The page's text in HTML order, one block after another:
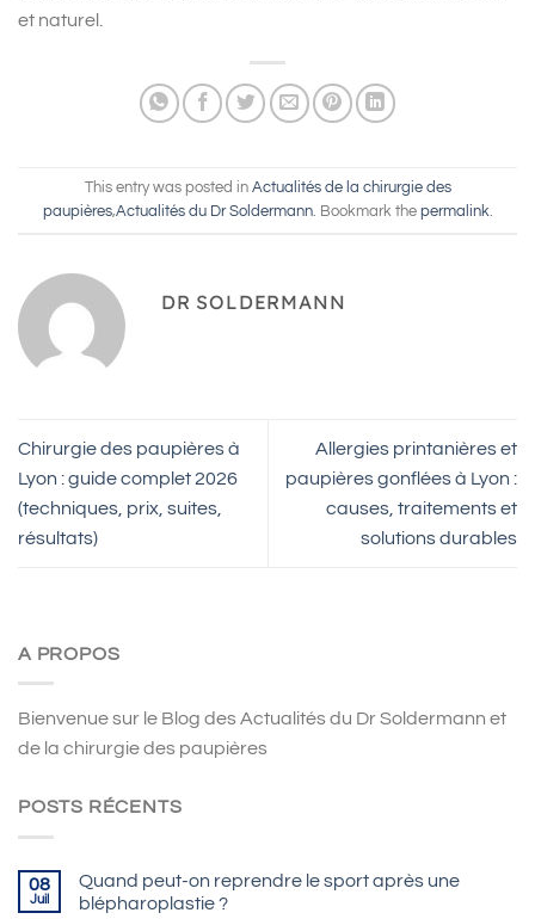
et naturel.
This entry was posted in Actualités de la chirurgie des
paupières,Actualités du Dr Soldermann. Bookmark the permalink.
DR SOLDERMANN
Chirurgie des paupières à
Lyon : guide complet 2026
(techniques, prix, suites,
résultats)
Allergies printanières et
paupières gonflées à Lyon :
causes, traitements et
solutions durables
A PROPOS
Bienvenue sur le Blog des Actualités du Dr Soldermann et
de la chirurgie des paupières
POSTS RÉCENTS
08
Juil
Quand peut-on reprendre le sport après une
blépharoplastie ?